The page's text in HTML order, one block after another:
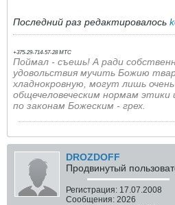
Последний раз редактировалось
+375-29-714-57-28 МТС
Поймал - съешь! А ради
удовольствия мучить Божию
хладнокровную, могут лишь
общечеловеческим нормам этики
по законам Божеским - грех.
DROZDOFF
Продвинутый
Регистрация: 17.07.2008
Сообщения: 2026